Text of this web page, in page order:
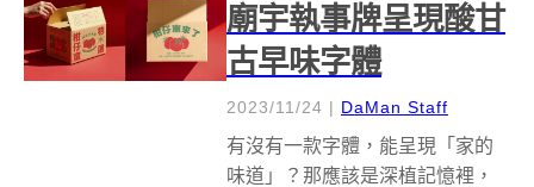
廟宇執事牌呈現酸甘
古早味字體
2023/11/24 | DaMan Staff
有沒有一款字體，能呈現「家的
味道」？那應該是深植記憶裡，